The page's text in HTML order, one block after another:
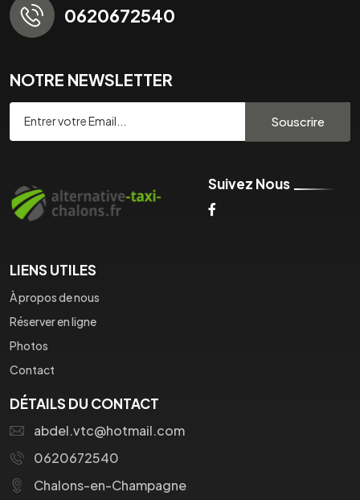
0620672540
NOTRE NEWSLETTER
Souscrire
Suivez Nous
LIENS UTILES
À propos de nous
Réserver en ligne
Photos
Contact
DÉTAILS DU CONTACT
abdel.vtc@hotmail.com
0620672540
Chalons-en-Champagne